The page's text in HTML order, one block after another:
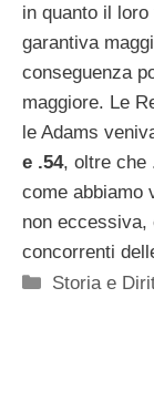
in quanto il
garantiva
conseguenza
maggiore. Le
le Adams
e .54, oltre che
come abbiamo
non eccessiva,
concorrenti
Categorie
Storia e